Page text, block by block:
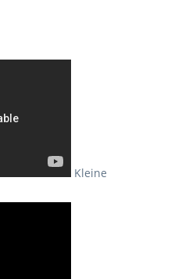
Kleine